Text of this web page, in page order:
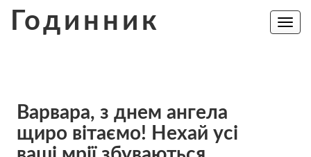
Годинник
Toggle
Варвара, з днем ангела
щиро вітаємо! Нехай усі